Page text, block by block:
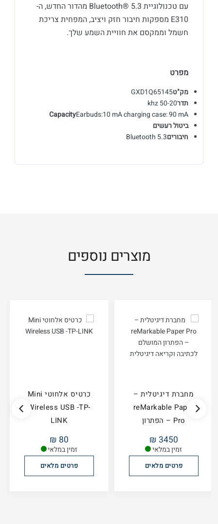
עם טכנולוגיית Bluetooth® 5.3 מהדור החדש, ה-
E310 מספקות חיבור חזק ויציב, המפחית צריכת
חשמל וממקסם את חוויית השמע שלך.
מפרט
מק"טGXD1Q65145
תדר50-20 khz
CapacityEarbuds:10 mA charging case: 90 mA
ביטול רעשים
חיבוריםBluetooth 5.3
מוצרים נוספים
זמין במלאי
כרטיס אלחוטי Mini
Wireless USB -TP-
LINK
80 ₪
פרטים מלאים
זמין במלאי
מחברת דיגיטלית –
reMarkable Paper
Pro – הפתרון
המושלם ל...
3450 ₪
פרטים מלאים